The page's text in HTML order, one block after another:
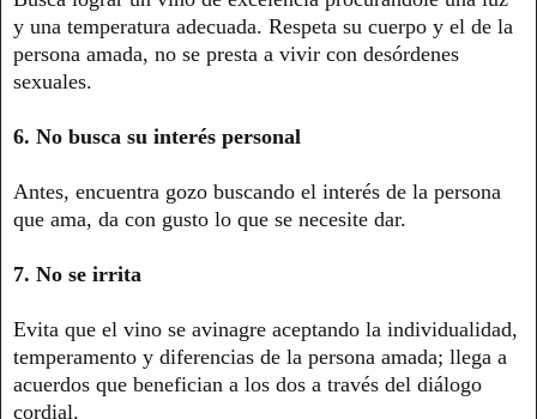
y una temperatura adecuada. Respeta su cuerpo y el de la
persona amada, no se presta a vivir con desórdenes
sexuales.
6. No busca su interés personal
Antes, encuentra gozo buscando el interés de la persona
que ama, da con gusto lo que se necesite dar.
7. No se irrita
Evita que el vino se avinagre aceptando la individualidad,
temperamento y diferencias de la persona amada; llega a
acuerdos que benefician a los dos a través del diálogo
cordial.